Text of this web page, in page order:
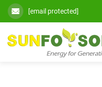
[email protected]